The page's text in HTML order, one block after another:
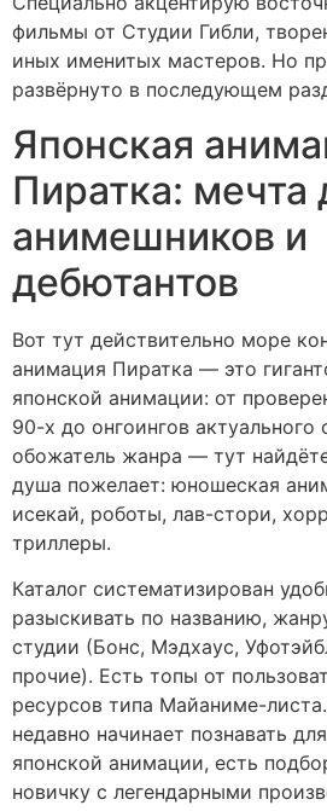
фильмы от Студии Гибли,
иных именитых мастеров. Но
развёрнуто в последующем
Японская
Пиратка: мечта
анимешников и
дебютантов
Вот тут действительно море
анимация Пиратка — это
японской анимации: от
90-х до онгоингов актуального
обожатель жанра — тут
душа пожелает: юношеская
исекай, роботы, лав-стори,
триллеры.
Каталог систематизирован
разыскивать по названию,
студии (Бонс, Мэдхаус,
прочие). Есть топы от
ресурсов типа Майаниме-
недавно начинает познавать
японской анимации, есть
новичку с легендарными